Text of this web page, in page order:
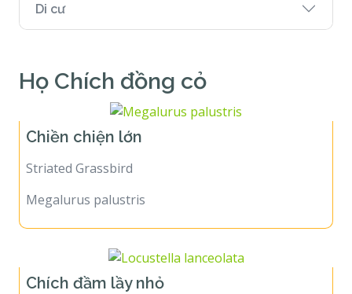
Di cư
Họ Chích đồng cỏ
Chiền chiện lớn
Striated Grassbird
Megalurus palustris
Chích đầm lầy nhỏ